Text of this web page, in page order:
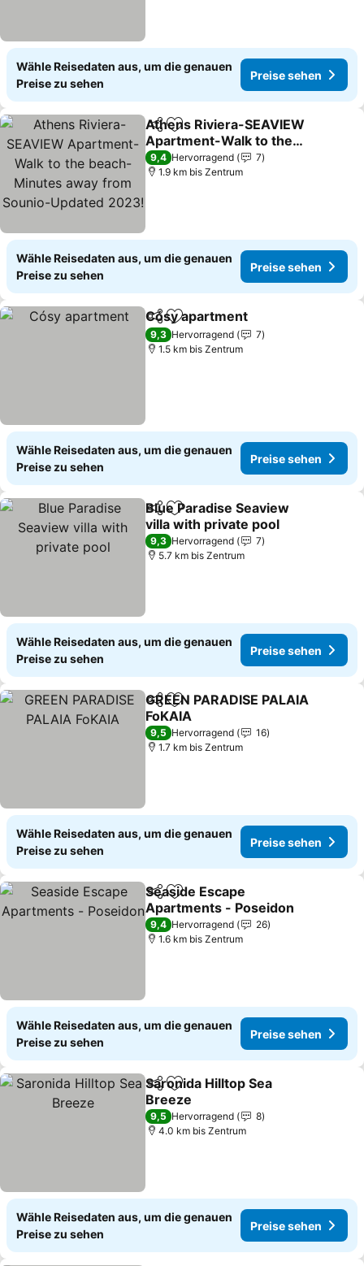
Wähle Reisedaten aus, um die genauen
Preise zu sehen
Preise sehen
TeilenZu Favoriten hinzufügen
Athens Riviera-SEAVIEW
Apartment-Walk to the
beach-Minutes away
from Sounio-Updated
Preise sehen
9,4 Hervorragend
7
1.9 km bis Zentrum
Wähle Reisedaten aus, um die genauen
Preise zu sehen
Preise sehen
TeilenZu Favoriten hinzufügen
Cósy apartment
9,3 Hervorragend
7
1.5 km bis Zentrum
Wähle Reisedaten aus, um die genauen
Preise zu sehen
Preise sehen
TeilenZu Favoriten hinzufügen
Blue Paradise Seaview
villa with private pool
Preise sehen
9,3 Hervorragend
7
5.7 km bis Zentrum
Wähle Reisedaten aus, um die genauen
Preise zu sehen
Preise sehen
TeilenZu Favoriten hinzufügen
GREEN PARADISE PALAIA
FoKAIA
Preise sehen
9,5 Hervorragend
16
1.7 km bis Zentrum
Wähle Reisedaten aus, um die genauen
Preise zu sehen
Preise sehen
TeilenZu Favoriten hinzufügen
Seaside Escape
Apartments - Poseidon
Preise sehen
9,4 Hervorragend
26
1.6 km bis Zentrum
Wähle Reisedaten aus, um die genauen
Preise zu sehen
Preise sehen
TeilenZu Favoriten hinzufügen
Saronida Hilltop Sea
Breeze
Preise sehen
9,5 Hervorragend
8
4.0 km bis Zentrum
Wähle Reisedaten aus, um die genauen
Preise zu sehen
Preise sehen